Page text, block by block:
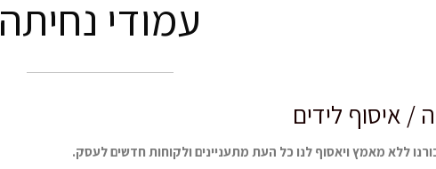
עמודי נחיתה
/ איסוף לידים
ללא מאמץ ויאסוף לנו כל העת מתעניינים ולקוחות חדשים לעסק.